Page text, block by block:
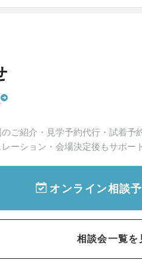
ご紹介・見学予約代行・試着予
レーション・会場決定後もサポート
オンライン相談
相談会一覧を